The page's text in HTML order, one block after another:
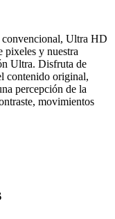
Ultra HD
pixeles y nuestra
Ultra. Disfruta de
contenido original,
percepción de la
movimientos